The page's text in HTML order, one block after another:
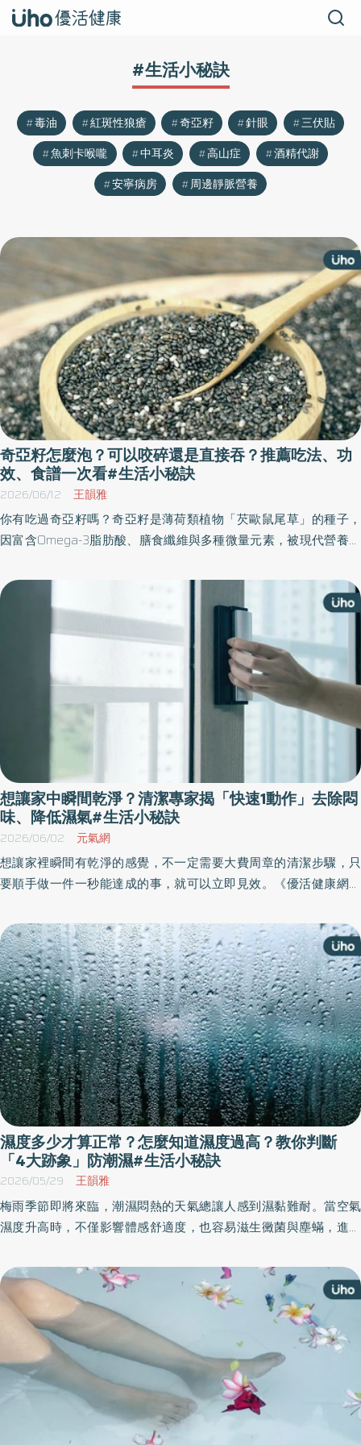
#生活小秘訣
毒油 紅斑性狼瘡 奇亞籽 針眼
三伏貼
魚刺卡喉嚨
中耳炎 高山症
酒精代謝
安寧病房
周邊靜脈營養
奇亞籽怎麼泡？可以咬碎還是直接吞？推薦吃法、功
效、食譜一次看#生活小秘訣
2026/06/12 王韻雅
你有吃過奇亞籽嗎？奇亞籽是薄荷類植物「芡歐鼠尾草」的種子，
因富含Omega-3脂肪酸、膳食纖維與多種微量元素，被現代營養學
消化。你是否好奇奇亞籽怎麼吃？《優活健康網》整理奇亞籽的功
效、吃法以及禁忌，最後也推薦奇亞籽健康食譜，幫助民眾掌握正
確食用方式，輕鬆補充營養。
想讓家中瞬間乾淨？清潔專家揭「快速1動作」去除悶
味、降低濕氣#生活小秘訣
2026/06/02 元氣網
想讓家裡瞬間有乾淨的感覺，不一定需要大費周章的清潔步驟，只
要順手做一件一秒能達成的事，就可以立即見效。《優活健康網》
單又最有效的方法就是：打開家中的窗戶。
濕度多少才算正常？怎麼知道濕度過高？教你判斷
「4大跡象」防潮濕#生活小秘訣
2026/05/29 王韻雅
梅雨季節即將來臨，潮濕悶熱的天氣總讓人感到濕黏難耐。當空氣
濕度升高時，不僅影響體感舒適度，也容易滋生黴菌與塵蟎，進而
竟什麼樣的濕度才算正常？如何判斷室內濕度過高或過低？並分享
沒有除濕機也能除濕的方法。